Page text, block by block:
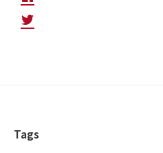
Footer
Tags